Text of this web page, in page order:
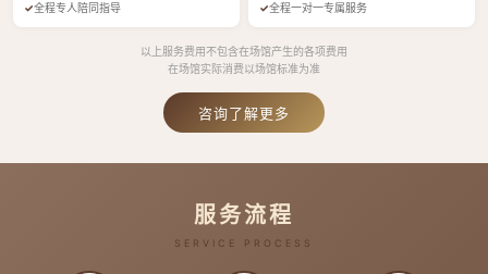
全程专人陪同指导
全程一对一专属服务
以上服务费用不包含在场馆产生的各项费用
在场馆实际消费以场馆标准为准
咨询了解更多
服务流程
SERVICE PROCESS